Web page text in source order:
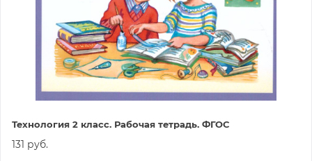
Технология 2 класс. Рабочая тетрадь. ФГОС
131 руб.